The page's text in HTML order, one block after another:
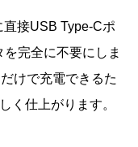
直接USB Type-Cポ
完全に不要にしま
けで充電できるた
く仕上がります。